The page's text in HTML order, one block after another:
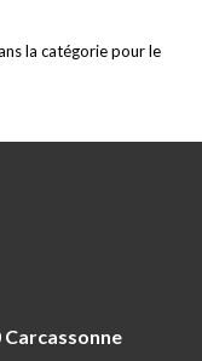
la catégorie pour le
Carcassonne